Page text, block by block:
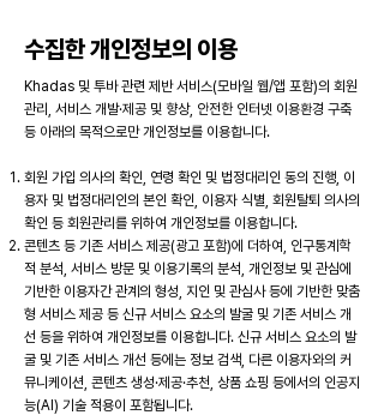
​수집한 개인정보의 이용
Khadas 및 투바 관련 제반 서비스(모바일 웹/앱 포함)의 회원
관리, 서비스 개발·제공 및 향상, 안전한 인터넷 이용환경 구축
등 아래의 목적으로만 개인정보를 이용합니다.
회원 가입 의사의 확인, 연령 확인 및 법정대리인 동의 진행, 이
용자 및 법정대리인의 본인 확인, 이용자 식별, 회원탈퇴 의사의
확인 등 회원관리를 위하여 개인정보를 이용합니다.
콘텐츠 등 기존 서비스 제공(광고 포함)에 더하여, 인구통계학
적 분석, 서비스 방문 및 이용기록의 분석, 개인정보 및 관심에
기반한 이용자간 관계의 형성, 지인 및 관심사 등에 기반한 맞춤
형 서비스 제공 등 신규 서비스 요소의 발굴 및 기존 서비스 개
선 등을 위하여 개인정보를 이용합니다. 신규 서비스 요소의 발
굴 및 기존 서비스 개선 등에는 정보 검색, 다른 이용자와의 커
뮤니케이션, 콘텐츠 생성·제공·추천, 상품 쇼핑 등에서의 인공지
능(AI) 기술 적용이 포함됩니다.